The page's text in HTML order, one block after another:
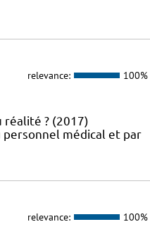
relevance: 100%
réalité ? (2017)
médical et par
relevance: 100%